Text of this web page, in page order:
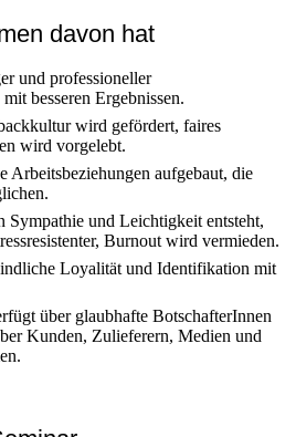
davon hat
und professioneller
besseren Ergebnissen.
wird gefördert, faires
wird vorgelebt.
Arbeitsbeziehungen aufgebaut, die
Sympathie und Leichtigkeit entsteht,
Burnout wird vermieden.
Loyalität und Identifikation mit
über glaubhafte BotschafterInnen
Kunden, Zulieferern, Medien und